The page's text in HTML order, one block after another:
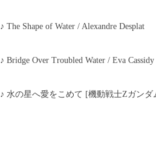
♪ The Shape of Water / Alexandre Desplat
♪ Bridge Over Troubled Water / Eva Cassidy
♪ 水の星へ愛をこめて [機動戦士Ζガン